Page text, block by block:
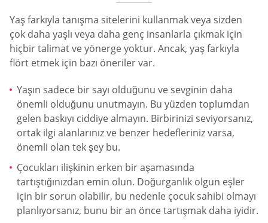
Yaş farkıyla tanışma sitelerini kullanmak veya sizden
çok daha yaşlı veya daha genç insanlarla çıkmak için
hiçbir talimat ve yönerge yoktur. Ancak, yaş farkıyla
flört etmek için bazı öneriler var.
Yaşın sadece bir sayı olduğunu ve sevginin daha
önemli olduğunu unutmayın. Bu yüzden toplumdan
gelen baskıyı ciddiye almayın. Birbirinizi seviyorsanız,
ortak ilgi alanlarınız ve benzer hedefleriniz varsa,
önemli olan tek şey bu.
Çocukları ilişkinin erken bir aşamasında
tartıştığınızdan emin olun. Doğurganlık olgun eşler
için bir sorun olabilir, bu nedenle çocuk sahibi olmayı
planlıyorsanız, bunu bir an önce tartışmak daha iyidir.